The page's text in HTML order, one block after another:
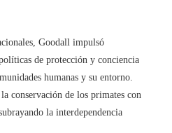
Goodall impulsó
de protección y conciencia
humanas y su entorno.
conservación de los primates con
la interdependencia